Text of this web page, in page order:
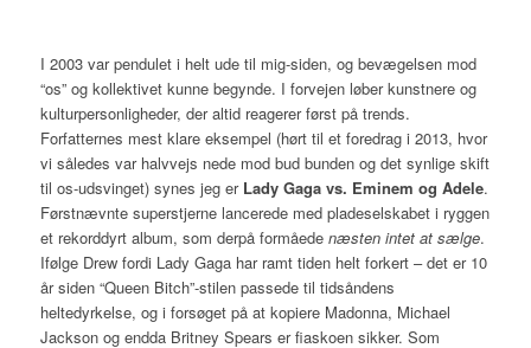
I 2003 var pendulet i helt ude til mig-siden, og bevægelsen mod
“os” og kollektivet kunne begynde. I forvejen løber kunstnere og
kulturpersonligheder, der altid reagerer først på trends.
Forfatternes mest klare eksempel (hørt til et foredrag i 2013, hvor
vi således var halvvejs nede mod bud bunden og det synlige skift
til os-udsvinget) synes jeg er Lady Gaga vs. Eminem og Adele.
Førstnævnte superstjerne lancerede med pladeselskabet i ryggen
et rekorddyrt album, som derpå formåede næsten intet at sælge.
Ifølge Drew fordi Lady Gaga har ramt tiden helt forkert – det er 10
år siden “Queen Bitch”-stilen passede til tidsåndens
heltedyrkelse, og i forsøget på at kopiere Madonna, Michael
Jackson og endda Britney Spears er fiaskoen sikker. Som